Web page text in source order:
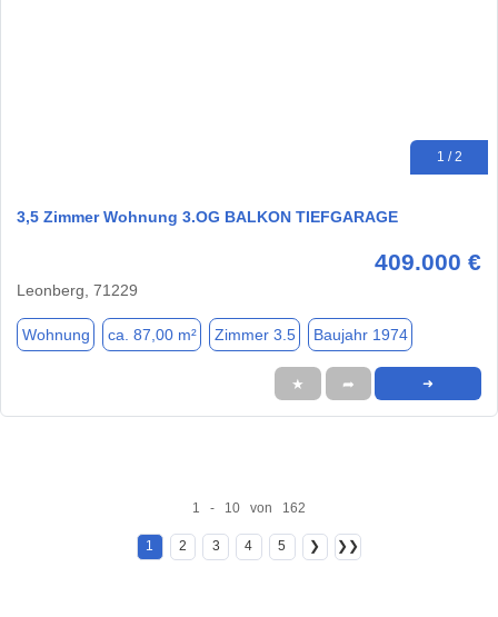
1 / 2
3,5 Zimmer Wohnung 3.OG BALKON TIEFGARAGE
409.000 €
Leonberg, 71229
Wohnung ca. 87,00 m² Zimmer 3.5 Baujahr 1974
★ ➦ ➜
1 - 10 von 162
1 2 3 4 5 ❯ ❯❯